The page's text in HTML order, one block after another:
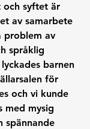
och syftet är
av samarbete
problem av
språklig
barnen
för
och vi kunde
med mysig
spännande